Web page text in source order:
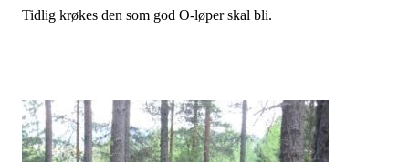
Tidlig krøkes den som god O-løper skal bli.